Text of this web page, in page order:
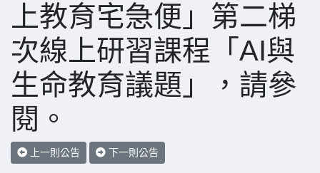
上教育宅急便」第二梯
次線上研習課程「AI與
生命教育議題」，請參
閱。
上一則公告 下一則公告